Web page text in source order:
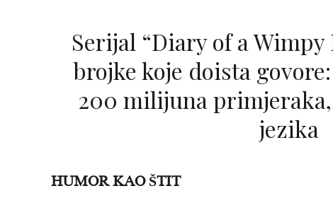
Serijal “Diary of a Wimpy Kid” iza sebe ima
brojke koje doista
200 milijuna primjeraka,
jezika
HUMOR KAO ŠTIT